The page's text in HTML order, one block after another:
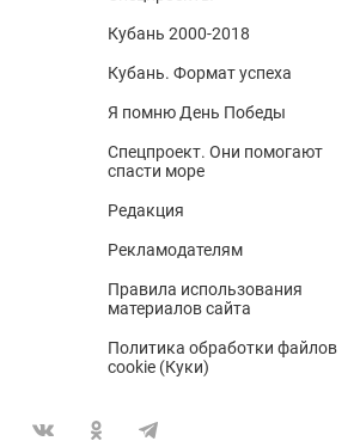
Кубань 2000-2018
Кубань. Формат успеха
Я помню День Победы
Спецпроект. Они помогают
спасти море
Редакция
Рекламодателям
Правила использования
материалов сайта
Политика обработки файлов
cookie (Куки)